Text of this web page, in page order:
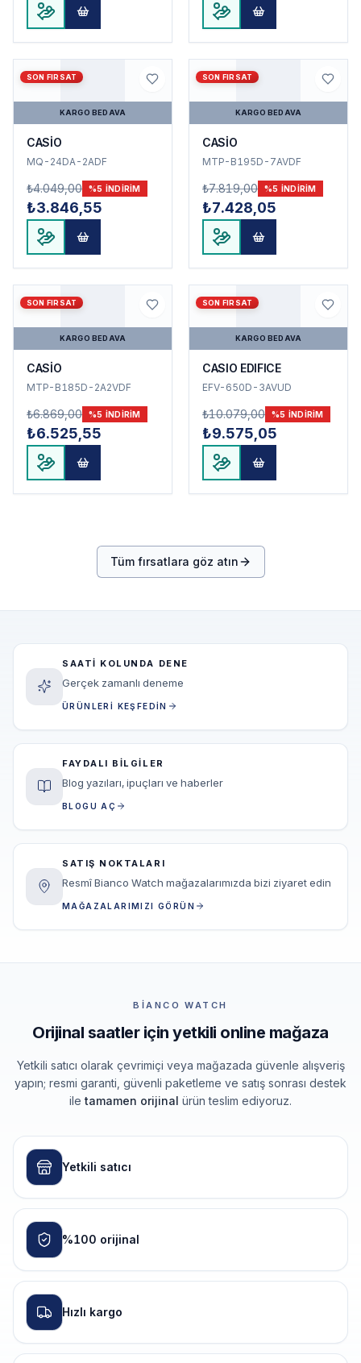
SON FIRSAT
KARGO BEDAVA
CASİO
MQ-24DA-2ADF
₺4.049,00 %5 INDIRIM
₺3.846,55
SON FIRSAT
KARGO BEDAVA
CASİO
MTP-B195D-7AVDF
₺7.819,00 %5 INDIRIM
₺7.428,05
SON FIRSAT
KARGO BEDAVA
CASİO
MTP-B185D-2A2VDF
₺6.869,00 %5 INDIRIM
₺6.525,55
SON FIRSAT
KARGO BEDAVA
CASIO EDIFICE
EFV-650D-3AVUD
₺10.079,00 %5 INDIRIM
₺9.575,05
Tüm fırsatlara göz atın
SAATI KOLUNDA DENE
Gerçek zamanlı deneme
ÜRÜNLERI KEŞFEDIN
FAYDALI BILGILER
Blog yazıları, ipuçları ve haberler
BLOGU AÇ
SATIŞ NOKTALARI
Resmî Bianco Watch mağazalarımızda bizi ziyaret edin
MAĞAZALARIMIZI GÖRÜN
BIANCO WATCH
Orijinal saatler için yetkili online mağaza
Yetkili satıcı olarak çevrimiçi veya mağazada güvenle alışveriş
yapın; resmi garanti, güvenli paketleme ve satış sonrası destek
ile tamamen orijinal ürün teslim ediyoruz.
Yetkili satıcı
%100 orijinal
Hızlı kargo